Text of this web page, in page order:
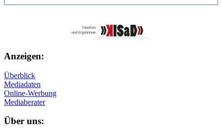
Anzeigen:
Überblick
Mediadaten
Online-Werbung
Mediaberater
Über uns: